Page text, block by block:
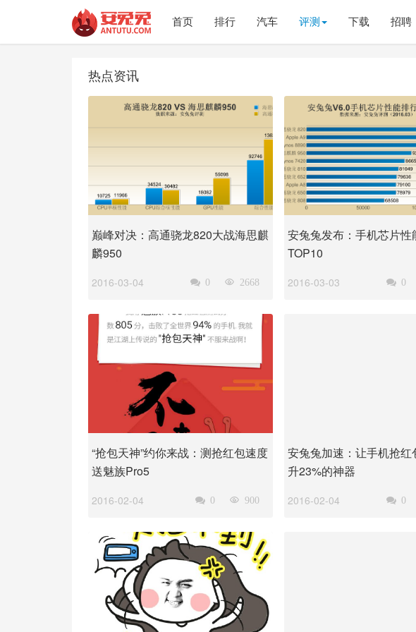
首页 排行 汽车 评测 下载 招聘
热点资讯
巅峰对决：高通骁龙820大战海思麒
麟950
2016-03-04 2668

0

安兔兔发布：手机芯片性
TOP10
2016-03-03 0

“抢包天神”约你来战：测抢红包速度
送魅族Pro5
2016-02-04 900

0

安兔兔加速：让手机抢红
升23%的神器
2016-02-04 0
